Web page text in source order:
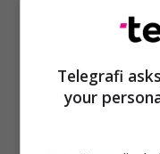
Telegrafi
your